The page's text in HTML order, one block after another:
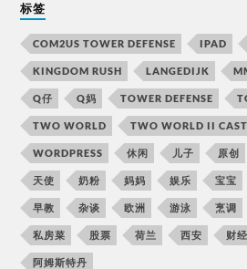
标签
COM2US TOWER DEFENSE IPAD
KINGDOM RUSH LANGEDIJK
Q仔 Q妈 TOWER DEFENSE
TWO WORLD TWO WORLD II
WORDPRESS 休闲 儿子 原创
天使 奶粉 妈妈 娱乐 宝宝
早教 杂谈 欧洲 游泳 烹调
私房菜 股票 荷兰 西安 财经
阿姆斯特丹